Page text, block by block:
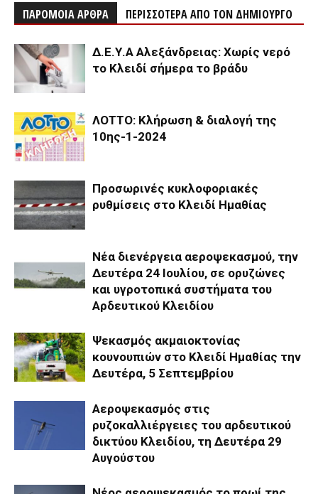
ΠΑΡΟΜΟΙΑ ΑΡΘΡΑ ΠΕΡΙΣΣΟΤΕΡΑ ΑΠΟ ΤΟΝ ΔΗΜΙΟΥΡΓΟ
Δ.Ε.Υ.Α Αλεξάνδρειας: Χωρίς νερό
το Κλειδί σήμερα το βράδυ
ΛΟΤΤΟ: Κλήρωση & διαλογή της
10ης-1-2024
Προσωρινές κυκλοφοριακές
ρυθμίσεις στο Κλειδί Ημαθίας
Νέα διενέργεια αεροψεκασμού, την
Δευτέρα 24 Ιουλίου, σε ορυζώνες
και υγροτοπικά συστήματα του
Αρδευτικού Κλειδίου
Ψεκασμός ακμαιοκτονίας
κουνουπιών στο Κλειδί Ημαθίας την
Δευτέρα, 5 Σεπτεμβρίου
Αεροψεκασμός στις
ρυζοκαλλιέργειες του αρδευτικού
δικτύου Κλειδίου, τη Δευτέρα 29
Αυγούστου